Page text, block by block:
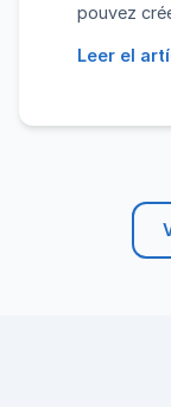
pouvez
Leer el